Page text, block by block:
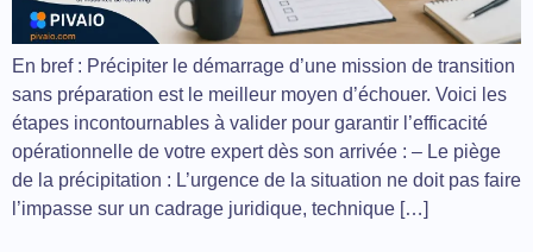
En bref : Précipiter le démarrage d’une mission de transition
sans préparation est le meilleur moyen d’échouer. Voici les
étapes incontournables à valider pour garantir l’efficacité
opérationnelle de votre expert dès son arrivée : – Le piège
de la précipitation : L’urgence de la situation ne doit pas faire
l’impasse sur un cadrage juridique, technique […]